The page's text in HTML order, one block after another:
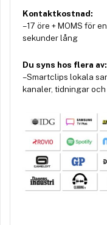
Kontaktkostnad:
– 17 öre + MOMS för
sekunder lång
Du syns hos flera av:
– Smartclips lokala
kanaler, tidningar